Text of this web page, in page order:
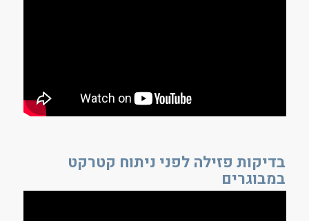
בדיקות פזילה לפני ניתוח קטרקט
במבוגרים